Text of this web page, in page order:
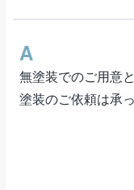
A
無塗装でのご用意
塗装のご依頼は承